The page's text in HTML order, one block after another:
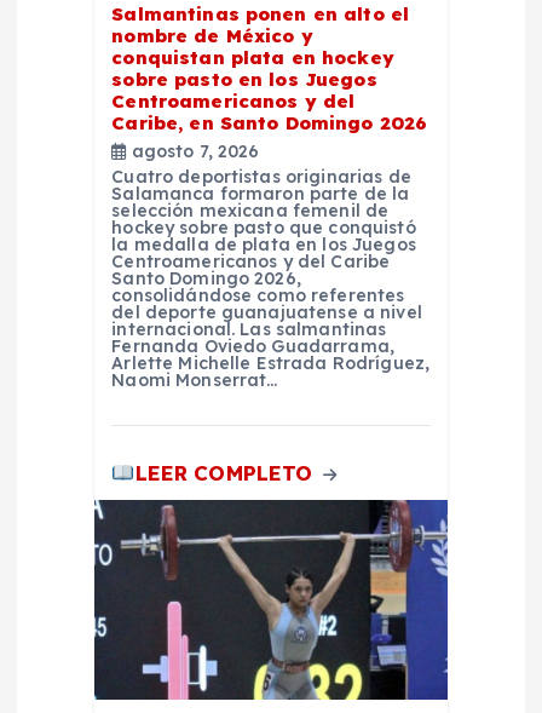
Salmantinas ponen en alto el
nombre de México y
conquistan plata en hockey
sobre pasto en los Juegos
Centroamericanos y del
Caribe, en Santo Domingo 2026
agosto 7, 2026
Cuatro deportistas originarias de
Salamanca formaron parte de la
selección mexicana femenil de
hockey sobre pasto que conquistó
la medalla de plata en los Juegos
Centroamericanos y del Caribe
Santo Domingo 2026,
consolidándose como referentes
del deporte guanajuatense a nivel
internacional. Las salmantinas
Fernanda Oviedo Guadarrama,
Arlette Michelle Estrada Rodríguez,
Naomi Monserrat…
LEER COMPLETO